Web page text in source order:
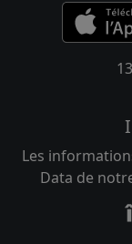
Les
Data de